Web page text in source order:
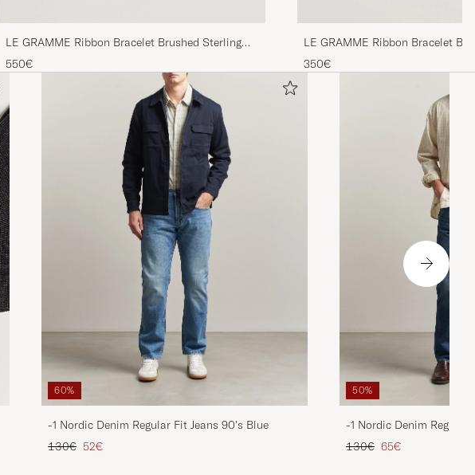
LE GRAMME Ribbon Bracelet Brushed Sterling
Silver 21g
550€
LE GRAMME Ribbon Bracelet
Silver 7g
350€
60%
-1 Nordic Denim Regular Fit Jeans 90's Blue
Regulärer Preis
130€ Reduzierter Preis
52€
50%
-1 Nordic Denim Regular
Regulärer Preis
130€ Reduzierter Preis
65€